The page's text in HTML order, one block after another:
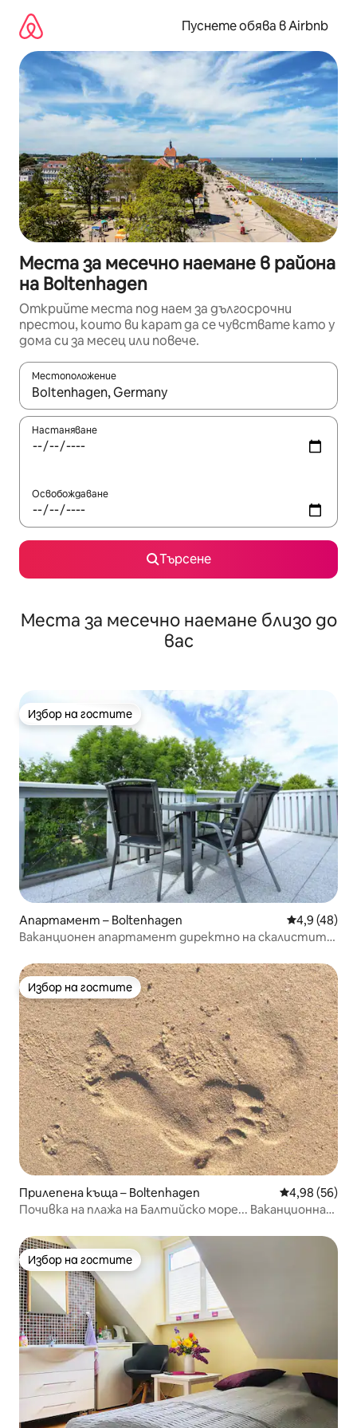
съдържанието
Пуснете обява в Airbnb
Места за месечно наемане в района
на Boltenhagen
Открийте места под наем за дългосрочни
престои, които ви карат да се чувствате като у
дома си за месец или повече.
Местоположение
Когато резултатите се покажат, използвайте
Настаняване
Освобождаване
Търсене
Места за месечно наемане близо до
вас
Избор на гостите
Избор на гостите
Апартамент – Boltenhagen Средна
4,9 (48)
Ваканционен апартамент директно на скалистите
Избор на гостите
Избор на гостите
Прилепена къща – Boltenhagen Средна
4,98 (56)
Почивка на плажа на Балтийско море... Ваканционна
Избор на гостите
Избор на гостите